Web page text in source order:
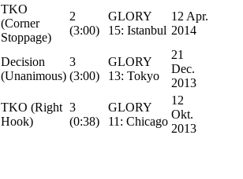
TKO
(Corner
Stoppage)
2
(3:00)
GLORY
15: Istanbul
12 Apr.
2014
Decision
(Unanimous)
3
(3:00)
GLORY
13: Tokyo
21
Dec.
2013
TKO (Right
Hook)
3
(0:38)
GLORY
11: Chicago
12
Okt.
2013